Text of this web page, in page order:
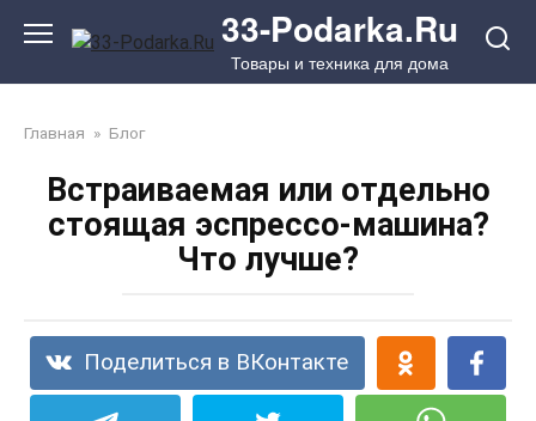
33-Podarka.Ru
Товары и техника для дома
Главная » Блог
Встраиваемая или отдельно
стоящая эспрессо-машина?
Что лучше?
Поделиться в ВКонтакте